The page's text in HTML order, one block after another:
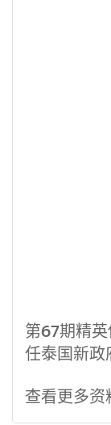
第67期精
任泰国新政
查看更多资